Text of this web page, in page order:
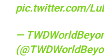
pic.twitter.com/
—